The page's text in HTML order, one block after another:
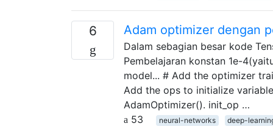
6 Adam optimizer dengan
Dalam sebagian besar kode
Pembelajaran konstan 1e-
model... # Add the optimizer
Add the ops to initialize
AdamOptimizer(). init_op …
53
neural-networks deep-